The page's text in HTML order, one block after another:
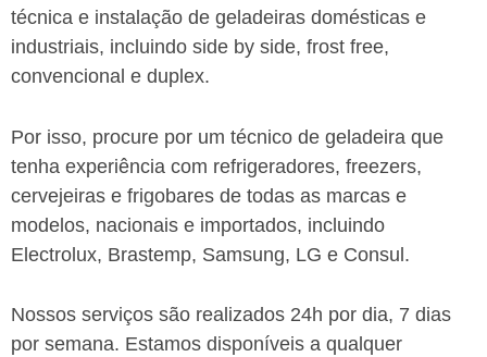
técnica e instalação de geladeiras domésticas e
industriais, incluindo side by side, frost free,
convencional e duplex.
Por isso, procure por um técnico de geladeira que
tenha experiência com refrigeradores, freezers,
cervejeiras e frigobares de todas as marcas e
modelos, nacionais e importados, incluindo
Electrolux, Brastemp, Samsung, LG e Consul.
Nossos serviços são realizados 24h por dia, 7 dias
por semana. Estamos disponíveis a qualquer